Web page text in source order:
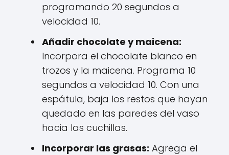
programando 20 segundos a
velocidad 10.
Añadir chocolate y maicena:
Incorpora el chocolate blanco en
trozos y la maicena. Programa 10
segundos a velocidad 10. Con una
espátula, baja los restos que hayan
quedado en las paredes del vaso
hacia las cuchillas.
Incorporar las grasas: Agrega el